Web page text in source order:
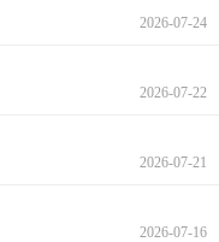
2026-07-24
2026-07-22
2026-07-21
2026-07-16